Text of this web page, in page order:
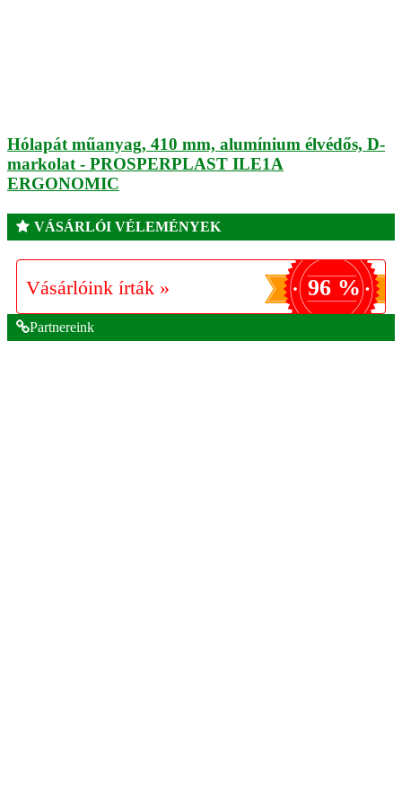
Hólapát műanyag, 410 mm, alumínium élvédős, D-
markolat - PROSPERPLAST ILE1A
ERGONOMIC
VÁSÁRLÓI VÉLEMÉNYEK
Vásárlóink írták » 96 %
Partnereink